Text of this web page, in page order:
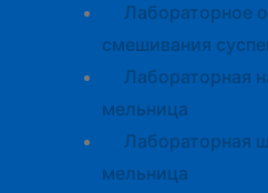
Лабораторное
смешивания
Лабораторная
мельница
Лабораторная
мельница